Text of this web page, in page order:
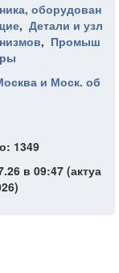
оборудован
, Детали и узл
, Промыш
и Моск. об
1349
в 09:47 (актуа